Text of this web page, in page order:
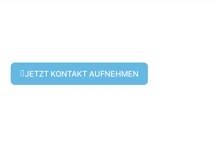
JETZT KONTAKT AUFNEHMEN